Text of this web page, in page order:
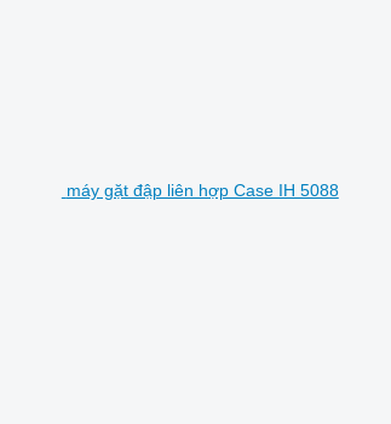
máy gặt đập liên hợp Case IH 5088